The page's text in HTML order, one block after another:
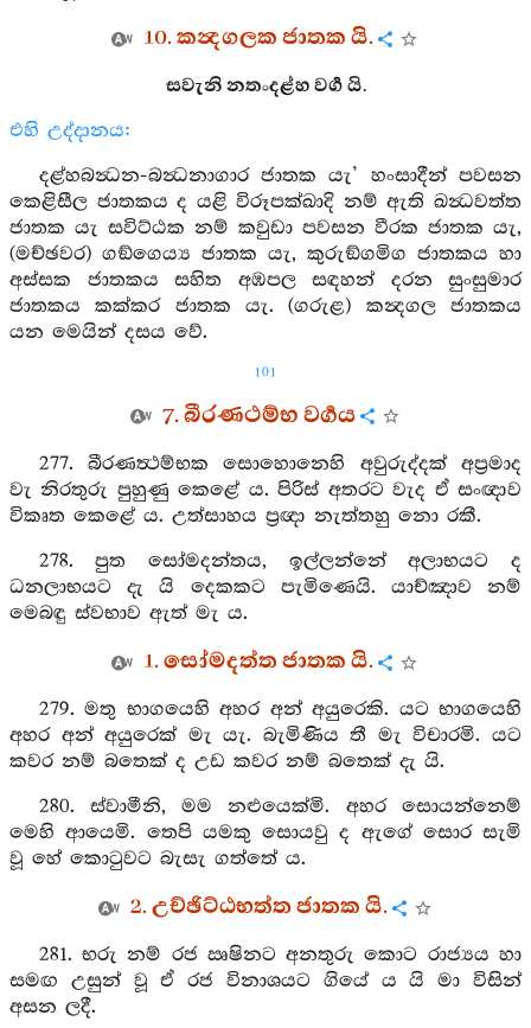
10. කන්‍දගලක ජාතක යි.
සවැනි නතංදළ්හ වර්‍ග යි.
එහි උද්දානය:
දළ්හබන්‍ධන-බන්‍ධනාගාර ජාතක යැ’ හංසාදීන් පවසන
කෙළිසීල ජාතකය ද යළි විරූපක්ඛාදි නම් ඇති ඛන්‍ධවත්ත
ජාතක යැ සවිට්ඨක නම් කවුඩා පවසන වීරක ජාතක යැ,
(මච්ඡවර) ගඞ්ගෙය්‍ය ජාතක යැ, කුරුඞ්ගමිග ජාතකය හා
අස්සක ජාතකය සහිත අඹපල සඳහන් දරන සුංසුමාර
ජාතකය කක්කර ජාතක යැ. (ගරුළ) කන්‍දගල ජාතකය
යන මෙයින් දසය වේ.
101
7. බීරණථම්භ වර්‍ගය
277. බීරණත්‍ථම්භක සොහොනෙහි අවුරුද්දක් අප්‍රමාද
වැ නිරතුරු පුහුණු කෙළේ ය. පිරිස් අතරට වැද ඒ සංඥාව
විකෘත කෙළේ ය. උත්සාහය ප්‍රඥා නැත්තහු නො රකී.
278. පුත සෝමදන්තය, ඉල්ලන්නේ අලාභයට ද
ධනලාභයට දැ යි දෙකකට පැමිණෙයි. යාච්ඤාව නම්
මෙබඳු ස්වභාව ඇත් මැ ය.
1. සෝමදත්ත ජාතක යි.
279. මතු භාගයෙහි අහර අන් අයුරෙකි. යට භාගයෙහි
අහර අන් අයුරෙක් මැ යැ. බැමිණිය තී මැ විචාරමි. යට
කවර නම් බතෙක් ද උඩ කවර නම් බතෙක් දැ යි.
280. ස්වාමීනි, මම නළුයෙක්මි. අහර සොයන්නෙම්
මෙහි ආයෙමි. තෙපි යමකු සොයවු ද ඇගේ සොර සැමි
වූ හේ කොටුවට බැසැ ගත්තේ ය.
2. උච්ඡිට්ඨභත්ත ජාතක යි.
281. භරු නම් රජ ඍෂිනට අනතුරු කොට රාජ්‍යය හා
සමඟ උසුන් වූ ඒ රජ විනාශයට ගියේ ය යි මා විසින්
අසන ලදී.